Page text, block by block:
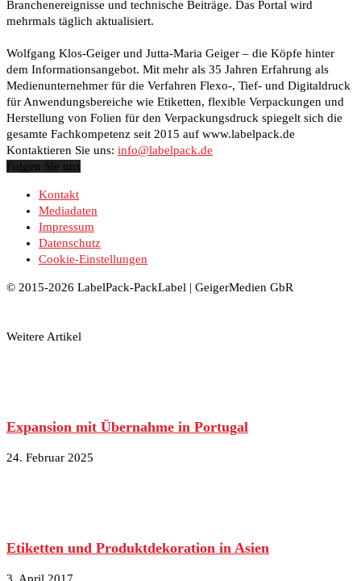
Branchenereignisse und technische Beiträge. Das Portal wird
mehrmals täglich aktualisiert.
Wolfgang Klos-Geiger und Jutta-Maria Geiger – die Köpfe hinter
dem Informationsangebot. Mit mehr als 35 Jahren Erfahrung als
Medienunternehmer für die Verfahren Flexo-, Tief- und Digitaldruck
für Anwendungsbereiche wie Etiketten, flexible Verpackungen und
Herstellung von Folien für den Verpackungsdruck spiegelt sich die
gesamte Fachkompetenz seit 2015 auf www.labelpack.de
Kontaktieren Sie uns: info@labelpack.de
Folgen Sie uns
Kontakt
Mediadaten
Impressum
Datenschutz
Cookie-Einstellungen
© 2015-2026 LabelPack-PackLabel | GeigerMedien GbR
Weitere Artikel
Expansion mit Übernahme in Portugal
24. Februar 2025
Etiketten und Produktdekoration in Asien
3. April 2017